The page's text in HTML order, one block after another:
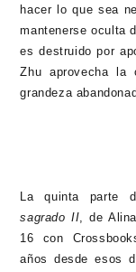
hacer lo que sea
mantenerse oculta
es destruido por
Zhu aprovecha la
grandeza
La quinta parte
sagrado II, de
16 con
años desde esos